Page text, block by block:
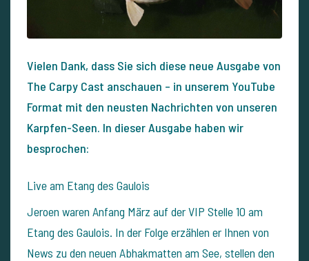
Vielen Dank, dass Sie sich diese neue Ausgabe von
The Carpy Cast anschauen – in unserem YouTube
Format mit den neusten Nachrichten von unseren
Karpfen-Seen. In dieser Ausgabe haben wir
besprochen:
Live am Etang des Gaulois
Jeroen waren Anfang März auf der VIP Stelle 10 am
Etang des Gaulois. In der Folge erzählen er Ihnen von
News zu den neuen Abhakmatten am See, stellen den